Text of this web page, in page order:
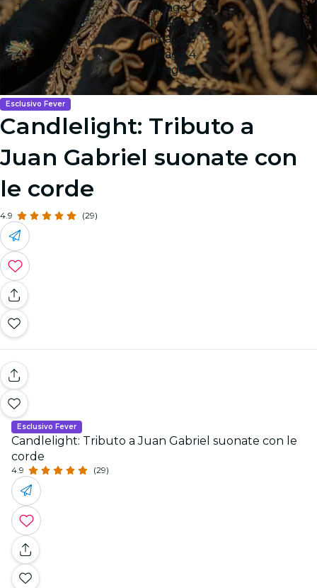
Image 1
Image 2
Image 3
Image 4
Image 5
Esclusivo Fever
Candlelight: Tributo a
Juan Gabriel suonate con
le corde
4.9 (29)
Esclusivo Fever
Candlelight: Tributo a Juan Gabriel suonate con le
corde
4.9 (29)